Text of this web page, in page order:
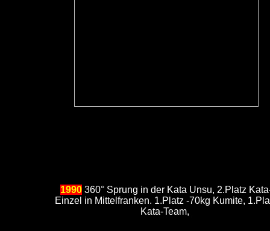
1990 360° Sprung in der Kata Unsu, 2.Platz
Einzel in Mittelfranken. 1.Platz -70kg Kumite,
Kata-Team,